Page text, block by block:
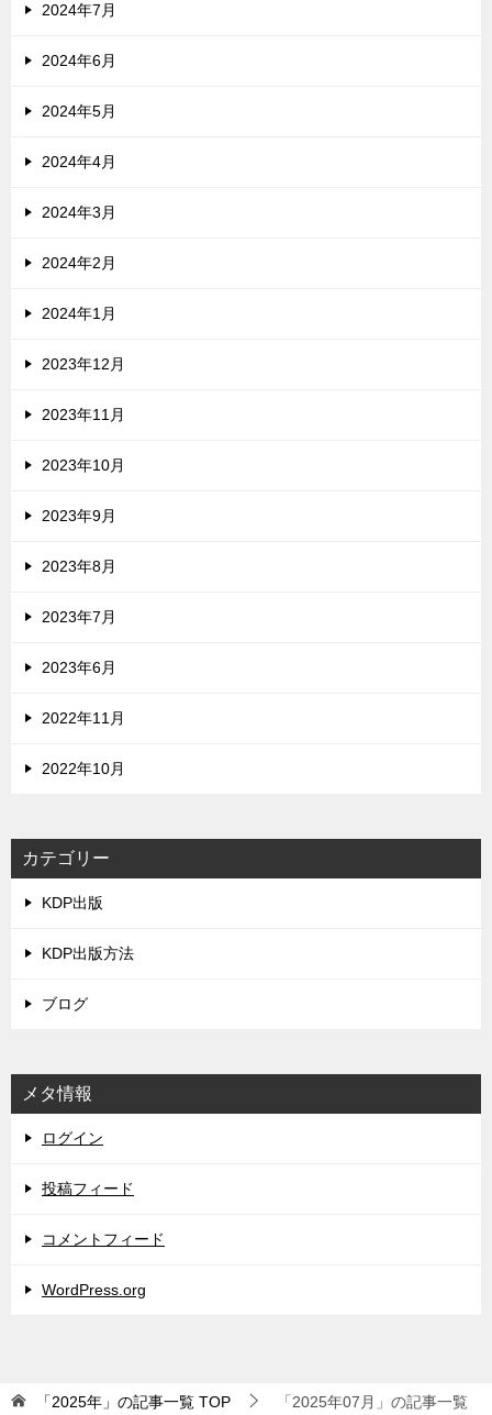
2024年7月
2024年6月
2024年5月
2024年4月
2024年3月
2024年2月
2024年1月
2023年12月
2023年11月
2023年10月
2023年9月
2023年8月
2023年7月
2023年6月
2022年11月
2022年10月
カテゴリー
KDP出版
KDP出版方法
ブログ
メタ情報
ログイン
投稿フィード
コメントフィード
WordPress.org
「2025年」の記事一覧 TOP 「2025年07月」の記事一覧